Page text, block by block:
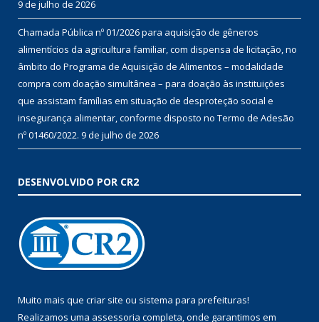
9 de julho de 2026
Chamada Pública nº 01/2026 para aquisição de gêneros
alimentícios da agricultura familiar, com dispensa de licitação, no
âmbito do Programa de Aquisição de Alimentos – modalidade
compra com doação simultânea – para doação às instituições
que assistam famílias em situação de desproteção social e
insegurança alimentar, conforme disposto no Termo de Adesão
nº 01460/2022. 9 de julho de 2026
DESENVOLVIDO POR CR2
Muito mais que criar site ou sistema para prefeituras!
Realizamos uma assessoria completa, onde garantimos em